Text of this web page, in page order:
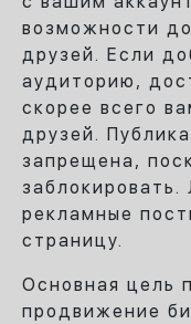
возможности
друзей. Если
аудиторию,
скорее всего
друзей.
запрещена,
рекламные
страницу.
Основная цель
продвижение